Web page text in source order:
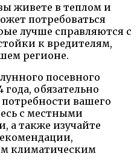
живете в теплом и
потребоваться
лучше справляются с
к вредителям,
регионе.
посевного
года, обязательно
вашего
с местными
а также изучайте
климатическим